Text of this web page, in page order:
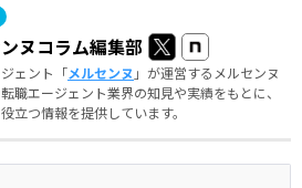
ヌコラム編集部
ェント「メルセンヌ 」が運営するメルセンヌ
職エージェント業界の知見や実績をもとに、
立つ情報を提供しています。